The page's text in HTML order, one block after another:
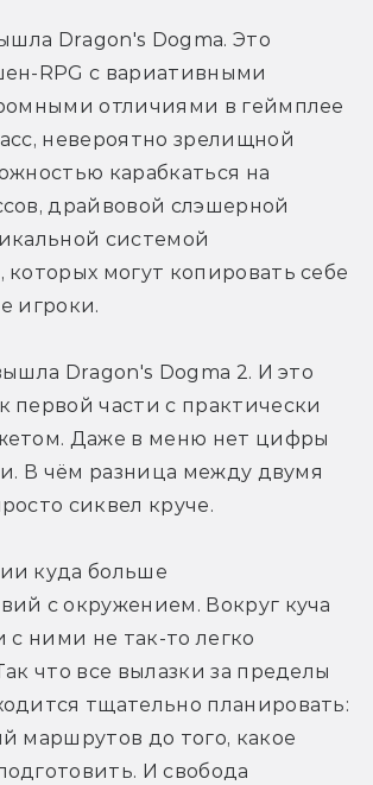
Dragon's Dogma. Это
RPG с вариативными
отличиями в геймплее
невероятно зрелищной
карабкаться на
драйвовой слэшерной
системой
которых могут копировать себе
игроки.
Dragon's Dogma 2. И это
первой части с практически
Даже в меню нет цифры
В чём разница между двумя
сиквел круче.
куда больше
с окружением. Вокруг куча
с ними не так-то легко
что все вылазки за пределы
тщательно планировать:
маршрутов до того, какое
И свобода